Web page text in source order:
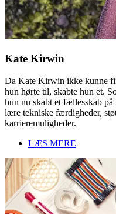
Kate Kirwin
Da Kate Kirwin ikke kunne
hun hørte til, skabte hun et.
hun nu skabt et fællesskab
lære tekniske færdigheder,
karrieremuligheder.
LÆS MERE